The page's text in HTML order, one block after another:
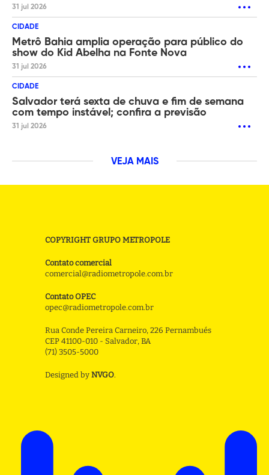
31 jul 2026
CIDADE
Metrô Bahia amplia operação para público do
show do Kid Abelha na Fonte Nova
31 jul 2026
CIDADE
Salvador terá sexta de chuva e fim de semana
com tempo instável; confira a previsão
31 jul 2026
VEJA MAIS
COPYRIGHT GRUPO METROPOLE
Contato comercial
comercial@radiometropole.com.br
Contato OPEC
opec@radiometropole.com.br
Rua Conde Pereira Carneiro, 226 Pernambués
CEP 41100-010 - Salvador, BA
(71) 3505-5000
Designed by NVGO.